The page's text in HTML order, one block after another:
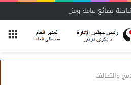
والتحالف